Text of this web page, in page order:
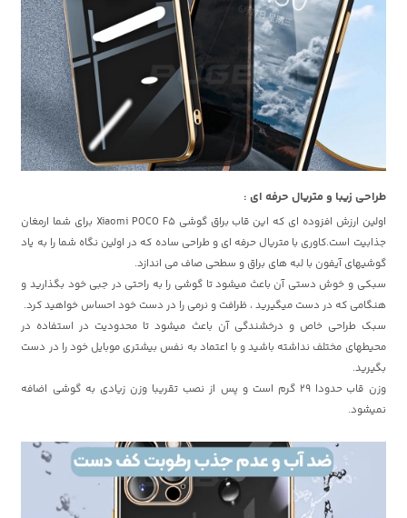
طراحی زیبا و متریال حرفه ای :
اولین ارزش افزوده ای که این قاب براق گوشی Xiaomi POCO F5 برای شما ارمغان
جذابیت است.کاوری با متریال حرفه ای و طراحی ساده که در اولین نگاه شما را به یاد
گوشیهای آیفون با لبه های براق و سطحی صاف می اندازد.
سبکی و خوش دستی آن باعث میشود تا گوشی را به راحتی در جبی خود بگذارید و
هنگامی که در دست میگیرید ، ظرافت و نرمی را در دست خود احساس خواهید کرد.
سبک طراحی خاص و درخشندگی آن باعث میشود تا محدودیت در استفاده در
محیطهای مختلف نداشته باشید و با اعتماد به نفس بیشتری موبایل خود را در دست
بگیرید.
وزن قاب حدودا 29 گرم است و پس از نصب تقریبا وزن زیادی به گوشی اضافه
نمیشود.